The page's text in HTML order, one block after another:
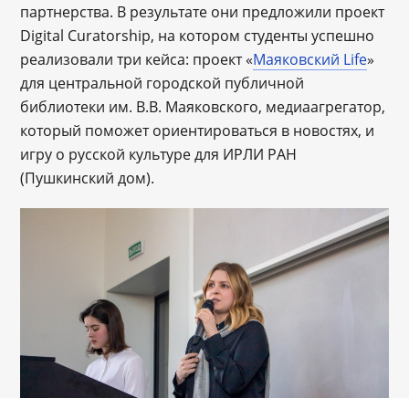
партнерства. В результате они предложили проект
Digital Curatorship, на котором студенты успешно
реализовали три кейса: проект «Маяковский Life»
для центральной городской публичной
библиотеки им. В.В. Маяковского, медиаагрегатор,
который поможет ориентироваться в новостях, и
игру о русской культуре для ИРЛИ РАН
(Пушкинский дом).